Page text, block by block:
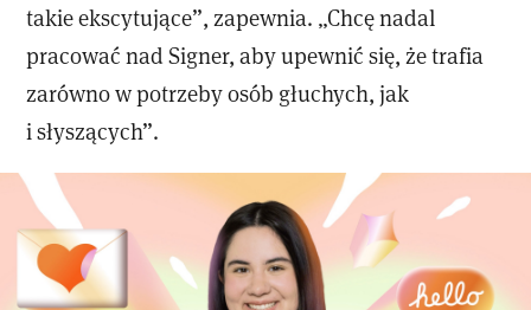
takie ekscytujące”, zapewnia. „Chcę nadal
pracować nad Signer, aby upewnić się, że trafia
zarówno w potrzeby osób głuchych, jak
i słyszących”.